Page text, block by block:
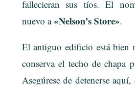
fallecieran sus tíos. El
nuevo a«Nelson’s Store».
El antiguo edificio está bien
conserva el techo de chapa
Asegúrese de detenerse